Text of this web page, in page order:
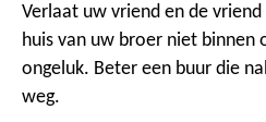
Verlaat uw vriend en de
huis van uw broer niet binnen
ongeluk. Beter een buur die
weg.